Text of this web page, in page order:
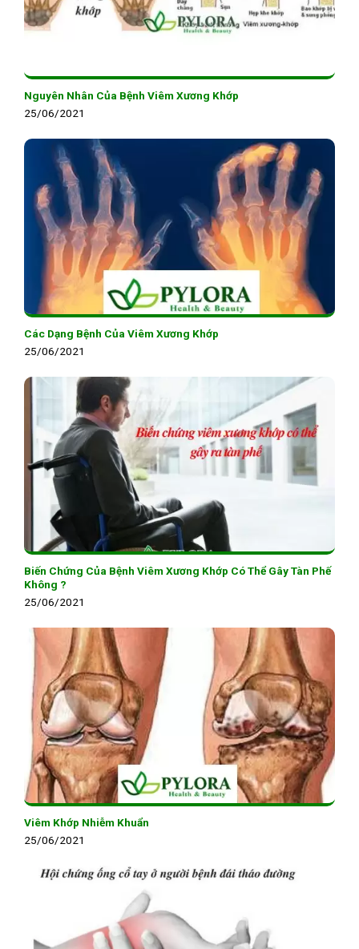
Nguyên Nhân Của Bệnh Viêm Xương Khớp
25/06/2021
Các Dạng Bệnh Của Viêm Xương Khớp
25/06/2021
Biến Chứng Của Bệnh Viêm Xương Khớp Có Thể Gây Tàn Phế
Không ?
25/06/2021
Viêm Khớp Nhiễm Khuẩn
25/06/2021